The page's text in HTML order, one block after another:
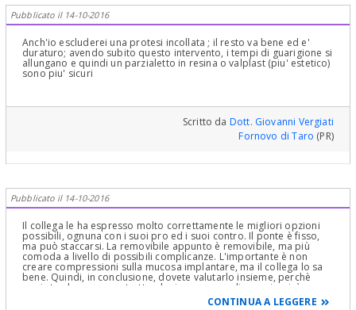
molto sciocca. Purtroppo questi trattamenti richiedono anche un
sacrificio in termini di ridotta funzionalità della parte operata ; la
fretta in questi casi è una cattiva consigliera. Cordiali saluti.
Pubblicato il 14-10-2016
Anch'io escluderei una protesi incollata ; il resto va bene ed e'
duraturo; avendo subito questo intervento, i tempi di guarigione si
allungano e quindi un parzialetto in resina o valplast (piu' estetico)
sono piu' sicuri
Scritto da Dott. Giovanni Vergiati
Fornovo di Taro (PR)
Pubblicato il 14-10-2016
Il collega le ha espresso molto correttamente le migliori opzioni
possibili, ognuna con i suoi pro ed i suoi contro. Il ponte è fisso,
ma può staccarsi. La removibile appunto è removibile, ma più
comoda a livello di possibili complicanze. L'importante è non
creare compressioni sulla mucosa implantare, ma il collega lo sa
bene. Quindi, in conclusione, dovete valutarlo insieme, perchè
ogni strada percorsa, trattandosi comunque di provvisori, è
CONTINUA A LEGGERE